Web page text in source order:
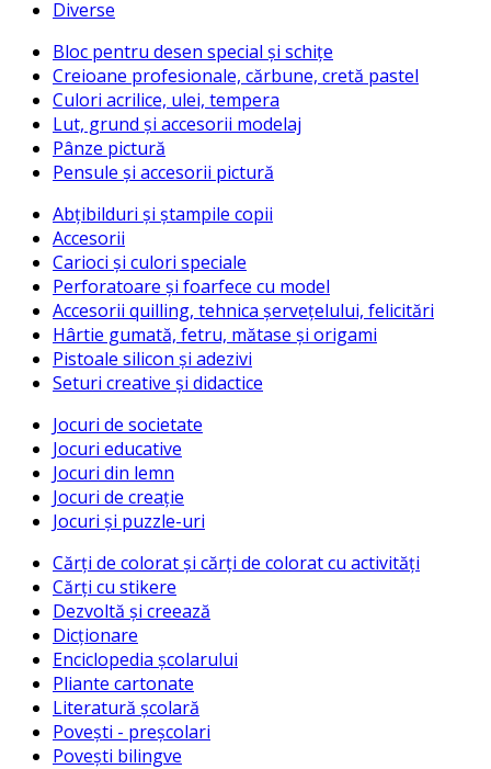
Diverse
Bloc pentru desen special și schițe
Creioane profesionale, cărbune, cretă pastel
Culori acrilice, ulei, tempera
Lut, grund și accesorii modelaj
Pânze pictură
Pensule și accesorii pictură
Abțibilduri și ștampile copii
Accesorii
Carioci și culori speciale
Perforatoare și foarfece cu model
Accesorii quilling, tehnica șervețelului, felicitări
Hârtie gumată, fetru, mătase și origami
Pistoale silicon și adezivi
Seturi creative și didactice
Jocuri de societate
Jocuri educative
Jocuri din lemn
Jocuri de creație
Jocuri și puzzle-uri
Cărți de colorat și cărți de colorat cu activități
Cărți cu stikere
Dezvoltă și creează
Dicționare
Enciclopedia școlarului
Pliante cartonate
Literatură școlară
Povești - preșcolari
Povești bilingve